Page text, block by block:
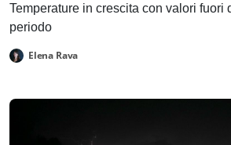
Temperature in crescita con valori fuori
periodo
Elena Rava